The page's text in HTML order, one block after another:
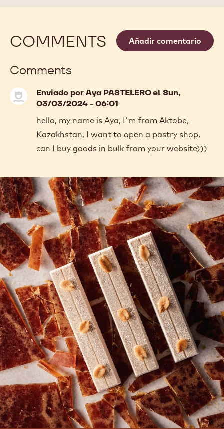
COMMENTS Añadir comentario
Comments
Enviado porAya PASTELEROel Sun,
03/03/2024 - 06:01
hello, my name is Aya, I'm from Aktobe,
Kazakhstan, I want to open a pastry shop,
can I buy goods in bulk from your website)))